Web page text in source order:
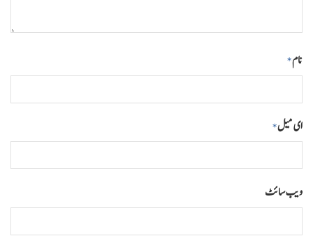
نام*
ای میل*
ویب‌ سائٹ